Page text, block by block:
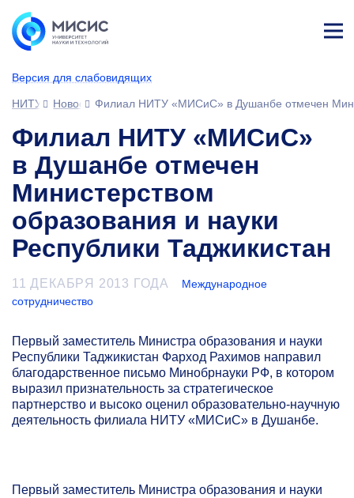
Версия для слабовидящих
ине
НИТУ МИСИС
НовостиФилиал НИТУ «МИСиС» в Душанбе отмечен
Филиал НИТУ «МИСиС»
в Душанбе отмечен
Министерством
образования и науки
Республики Таджикистан
11 ДЕКАБРЯ 2013 ГОДА
Международное
сотрудничество
Первый заместитель Министра образования и науки
Республики Таджикистан Фарход Рахимов направил
благодарственное письмо Минобрнауки РФ, в котором
выразил признательность за стратегическое
партнерство и высоко оценил образовательно-научную
деятельность филиала НИТУ «МИСиС» в Душанбе.
Первый заместитель Министра образования и науки